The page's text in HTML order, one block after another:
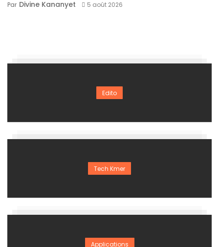
Par Divine Kananyet 5 août 2026
Edito
Tech Kmer
Applications